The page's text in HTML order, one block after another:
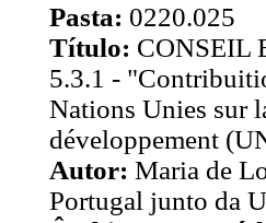
Pasta: 0220.025
Título: CONSEIL
5.3.1 -
Nations Unies sur
développement
Autor: Maria de
Portugal junto da